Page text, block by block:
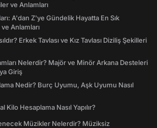
ve Anlamları
A'dan Z'ye Gündelik Hayatta En Sık
Anlamları
Erkek Tavlası ve Kız Tavlası Diziliş Şekilleri
Nelerdir? Majör ve Minör Arkana Desteleri
Giriş
Nedir? Burç Uyumu, Aşk Uyumu Nasıl
Kilo Hesaplama Nasıl Yapılır?
Müzikler Nelerdir? Müziksiz